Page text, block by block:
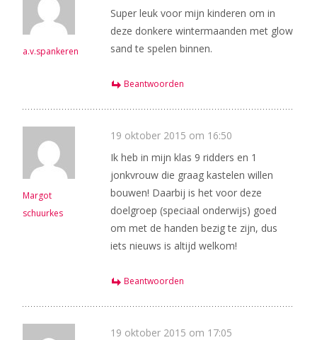
a.v.spankeren
Super leuk voor mijn kinderen om in
deze donkere wintermaanden met glow
sand te spelen binnen.
Beantwoorden
Margot
schuurkes
19 oktober 2015 om 16:50
Ik heb in mijn klas 9 ridders en 1
jonkvrouw die graag kastelen willen
bouwen! Daarbij is het voor deze
doelgroep (speciaal onderwijs) goed
om met de handen bezig te zijn, dus
iets nieuws is altijd welkom!
Beantwoorden
19 oktober 2015 om 17:05